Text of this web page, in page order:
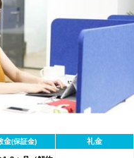
金(保証金) 礼金